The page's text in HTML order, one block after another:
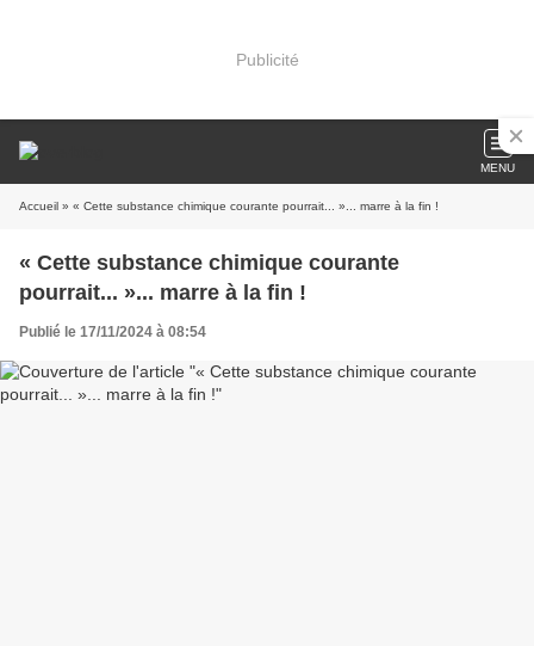
Publicité
MENU
Accueil » « Cette substance chimique courante pourrait... »... marre à la fin !
« Cette substance chimique courante
pourrait... »... marre à la fin !
Publié le 17/11/2024 à 08:54